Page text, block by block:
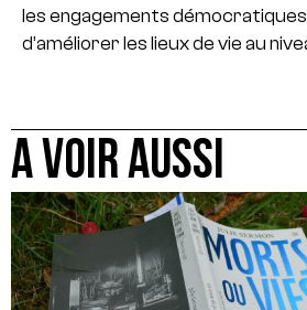
les engagements
d’améliorer les lieux de vie au
A VOIR AUSSI